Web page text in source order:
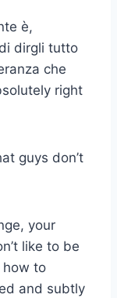
è,
dirgli tutto
che
right
guys don’t
your
like to be
how to
and subtly